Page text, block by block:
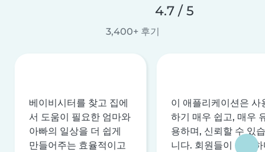
4.7 / 5
3,400+ 후기
베이비시터를 찾고 집에
서 도움이 필요한 엄마와
아빠의 일상을 더 쉽게
만들어주는 효율적이고
이 애플리케이션은 사
하기 매우 쉽고, 매우
용하며, 신뢰할 수 있습
니다. 회원들이 안전